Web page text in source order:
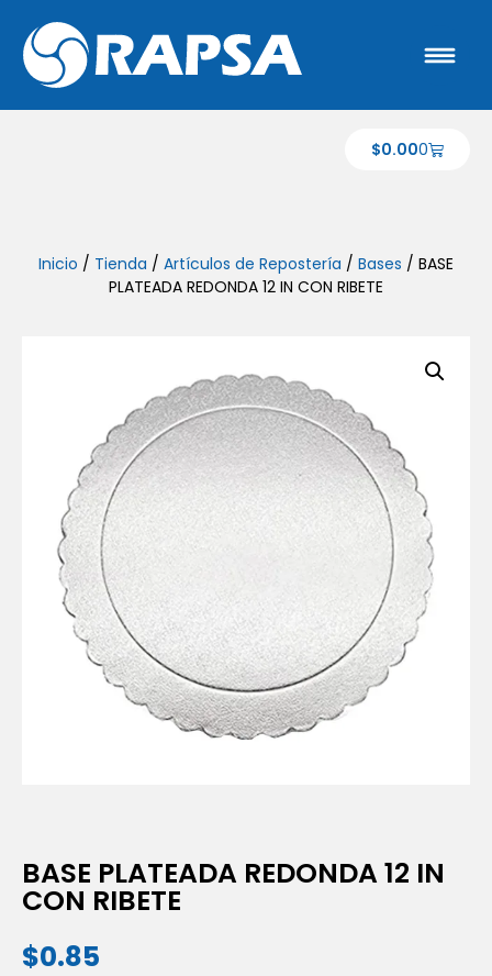
$0.000
Inicio / Tienda / Artículos de Repostería / Bases / BASE
PLATEADA REDONDA 12 IN CON RIBETE
BASE PLATEADA REDONDA 12 IN
CON RIBETE
$0.85